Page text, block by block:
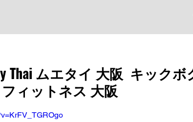
Thai ムエタイ 大阪 キック
ィットネス 大阪